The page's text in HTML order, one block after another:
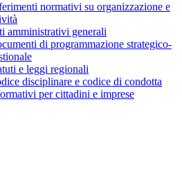
normativi su organizzazione e
amministrativi generali
di programmazione strategico-
e leggi regionali
disciplinare e codice di condotta
per cittadini e imprese